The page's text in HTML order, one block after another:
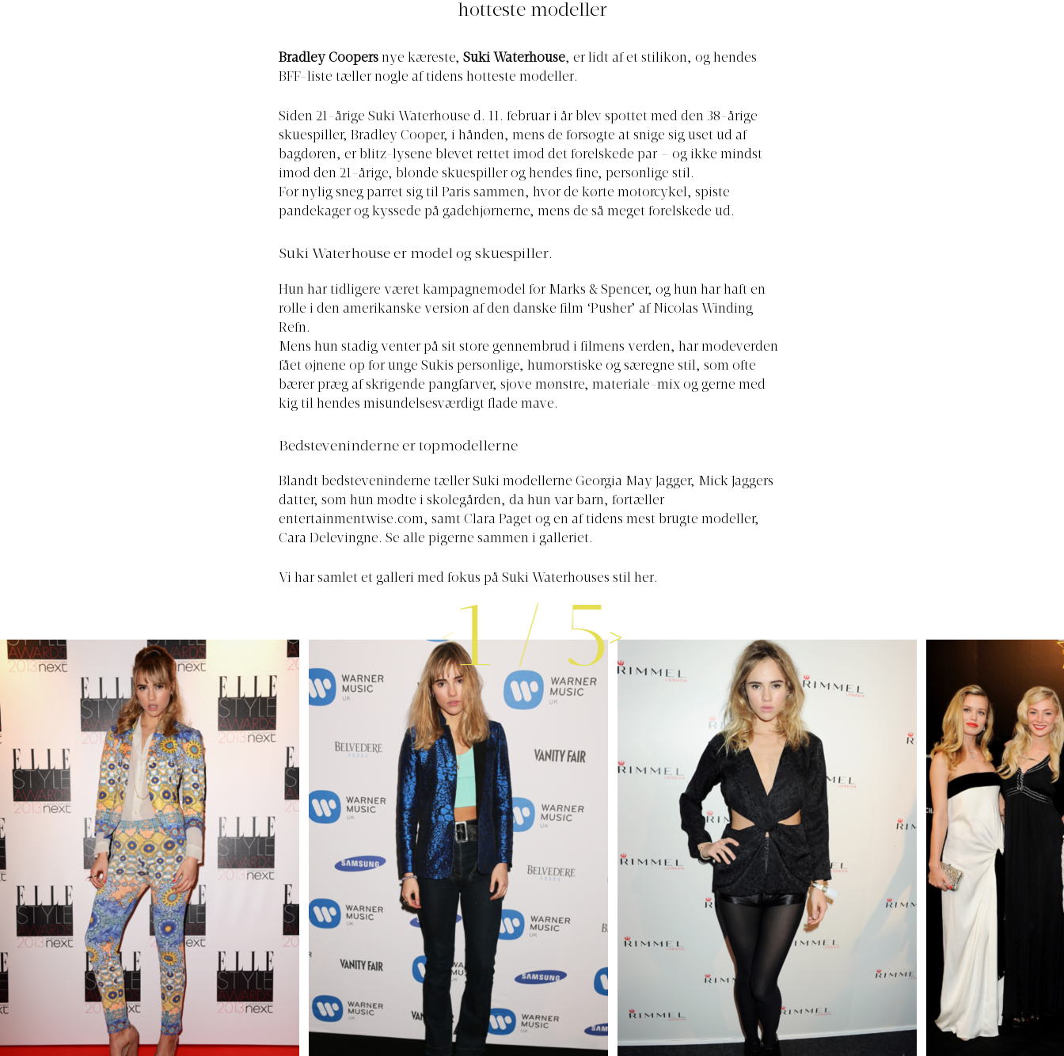
hotteste modeller
Bradley Coopers nye kæreste, Suki Waterhouse, er lidt af et stilikon, og hendes
BFF-liste tæller nogle af tidens hotteste modeller.
Siden 21-årige Suki Waterhouse d. 11. februar i år blev spottet med den 38-årige
skuespiller, Bradley Cooper, i hånden, mens de forsøgte at snige sig uset ud af
bagdøren, er blitz-lysene blevet rettet imod det forelskede par – og ikke mindst
imod den 21-årige, blonde skuespiller og hendes fine, personlige stil.
For nylig sneg parret sig til Paris sammen, hvor de kørte motorcykel, spiste
pandekager og kyssede på gadehjørnerne, mens de så meget forelskede ud.
Suki Waterhouse er model og skuespiller.
Hun har tidligere været kampagnemodel for Marks & Spencer, og hun har haft en
rolle i den amerikanske version af den danske film ‘Pusher’ af Nicolas Winding
Refn.
Mens hun stadig venter på sit store gennembrud i filmens verden, har modeverden
fået øjnene op for unge Sukis personlige, humorstiske og særegne stil, som ofte
bærer præg af skrigende pangfarver, sjove mønstre, materiale-mix og gerne med
kig til hendes misundelsesværdigt flade mave.
Bedsteveninderne er topmodellerne
Blandt bedsteveninderne tæller Suki modellerne Georgia May Jagger, Mick Jaggers
datter, som hun mødte i skolegården, da hun var barn, fortæller
entertainmentwise.com, samt Clara Paget og en af tidens mest brugte modeller,
Cara Delevingne. Se alle pigerne sammen i galleriet.
Vi har samlet et galleri med fokus på Suki Waterhouses stil her.
1/5